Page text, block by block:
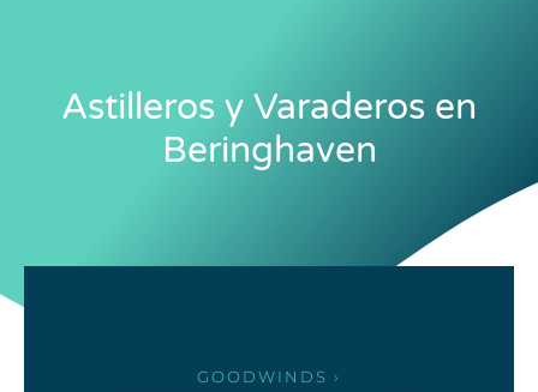
Astilleros y Varaderos en
Beringhaven
GOODWINDS ›